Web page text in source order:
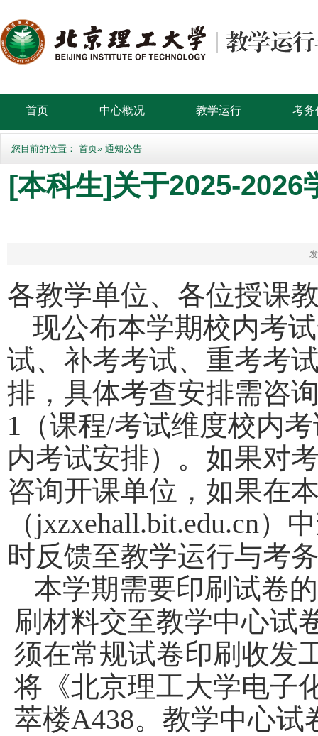
首页 中心概况 教学运行 考务
您目前的位置： 首页» 通知公告
[本科生]关于2025-2026
各教学单位、各位授课
现公布本学期校内考
试、补考考试、重考考
排，具体考查安排需咨
1（课程/考试维度校内
内考试安排）。如果对
咨询开课单位，如果在
（jxzxehall.bit.edu.cn
时反馈至教学运行与考
本学期需要印刷试卷
刷材料交至教学中心试
须在常规试卷印刷收发
将《北京理工大学电子
萃楼A438。教学中心